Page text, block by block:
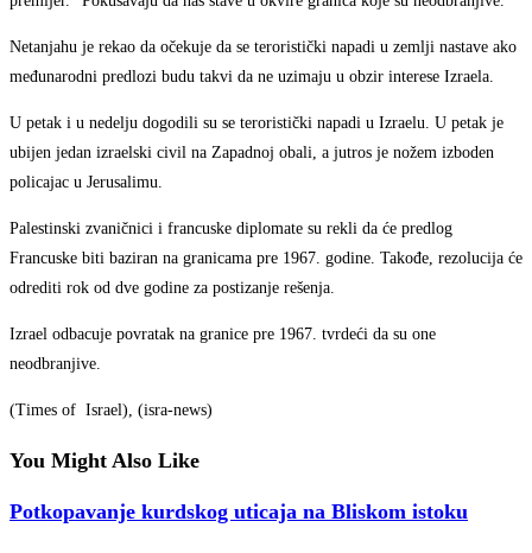
Netanjahu je rekao da očekuje da se teroristički napadi u zemlji nastave ako
međunarodni predlozi budu takvi da ne uzimaju u obzir interese Izraela.
U petak i u nedelju dogodili su se teroristički napadi u Izraelu. U petak je
ubijen jedan izraelski civil na Zapadnoj obali, a jutros je nožem izboden
policajac u Jerusalimu.
Palestinski zvaničnici i francuske diplomate su rekli da će predlog
Francuske biti baziran na granicama pre 1967. godine. Takođe, rezolucija će
odrediti rok od dve godine za postizanje rešenja.
Izrael odbacuje povratak na granice pre 1967. tvrdeći da su one
neodbranjive.
(Times of Israel), (isra-news)
You Might Also Like
Potkopavanje kurdskog uticaja na Bliskom istoku